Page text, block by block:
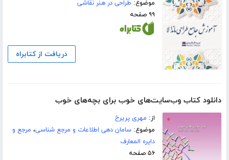
موضوع: طراحی در هنر نقاشی
۹۹ صفحه
دریافت از کتابراه
دانلود کتاب وب‌سایت‌های خوب برای بچه‌های خوب
از: مهری پریرخ
موضوع:سامان دهی اطلاعات و مرجع شناسی، مرجع و
دایره المعارف
۵۶ صفحه